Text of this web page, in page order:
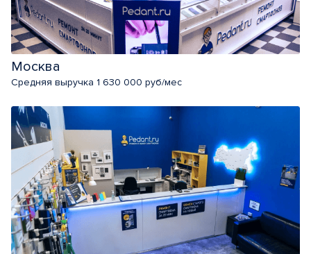
Москва
Средняя выручка 1 630 000 руб/мес